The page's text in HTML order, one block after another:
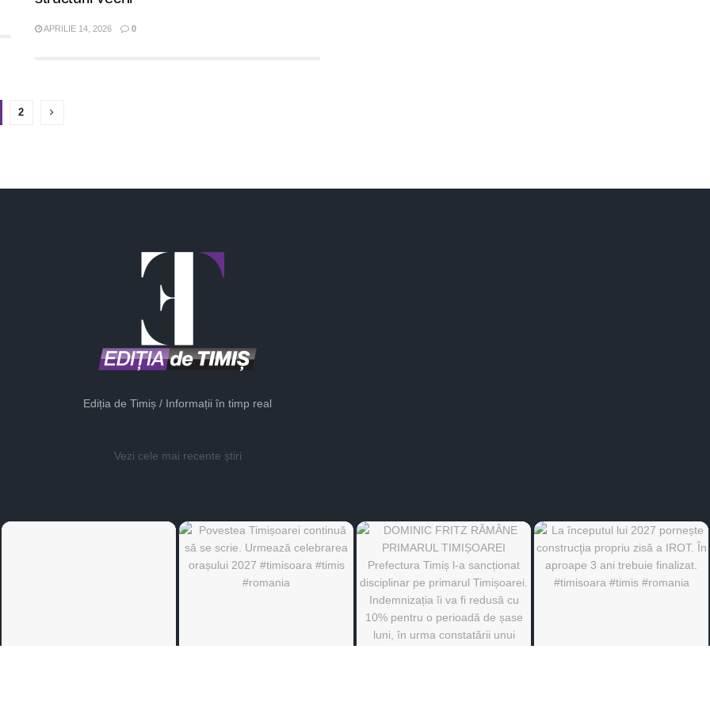
APRILIE 14, 2026 0
2
Ediția de Timiș / Informații în timp real
Vezi cele mai recente știri